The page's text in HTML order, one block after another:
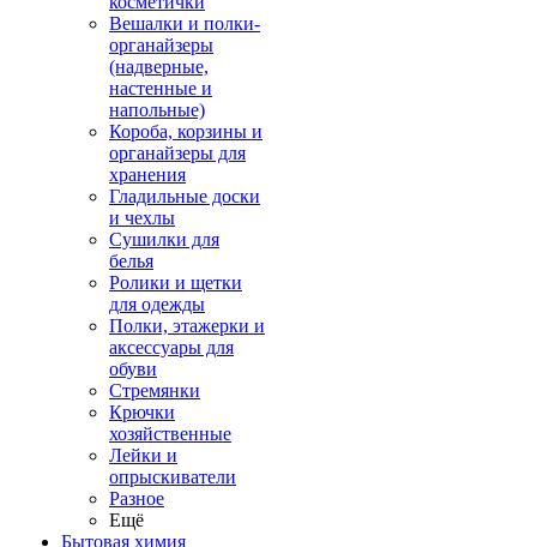
Вешалки и полки-
органайзеры
(надверные,
настенные и
напольные)
Короба, корзины и
органайзеры для
хранения
Гладильные доски
и чехлы
Сушилки для
белья
Ролики и щетки
для одежды
Полки, этажерки и
аксессуары для
обуви
Стремянки
Крючки
хозяйственные
Лейки и
опрыскиватели
Разное
Ещё
Бытовая химия